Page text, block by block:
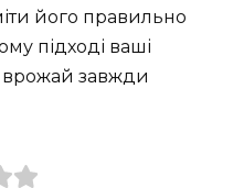
його правильно
підході ваші
врожай завжди